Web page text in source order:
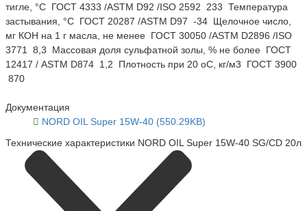
тигле, °С ГОСТ 4333 /ASTM D92 /ISO 2592 233 Температура
застывания, °С ГОСТ 20287 /ASTM D97 -34 Щелочное число,
мг КОН на 1 г масла, не менее ГОСТ 30050 /ASTM D2896 /ISO
3771 8,3 Массовая доля сульфатной золы, % не более ГОСТ
12417 / ASTM D874 1,2 Плотность при 20 oС, кг/м3 ГОСТ 3900
870
Документация
NORD OIL Super 15W-40 (550.29KB)
Технические характеристики NORD OIL Super 15W-40 SG/CD 20л